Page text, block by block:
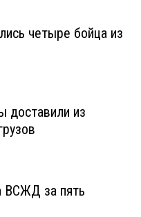
четыре бойца из
доставили из
ВСЖД за пять